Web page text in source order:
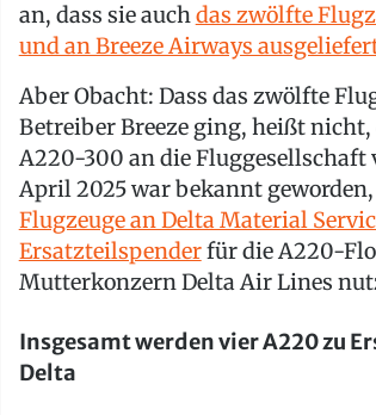
an, dass sie auchdas zwölfte
und an Breeze Airways
Aber Obacht: Dass das zwölfte
Betreiber Breeze ging, heißt
A220-300 an die Fluggesellschaft
April 2025 war bekannt geworden,
Flugzeuge an Delta Material
Ersatzteilspenderfür die A220-
Mutterkonzern Delta Air Lines
Insgesamt werden vier A220 zu
Delta